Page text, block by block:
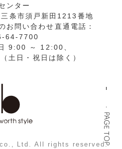
ンター
条市須戸新田1213番地
お問い合わせ直通電話 ：
64-7700
9:00 ～ 12:00、
土日・祝日は除く）
Ltd. All rights reserved.
PAGE TOP